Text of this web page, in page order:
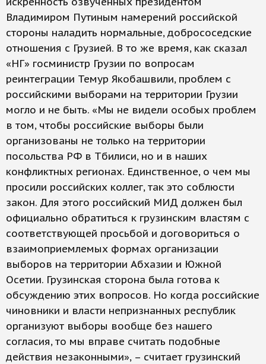
Владимиром Путиным намерений российской
стороны наладить нормальные, добрососедские
отношения с Грузией. В то же время, как сказал
«НГ» госминистр Грузии по вопросам
реинтеграции Темур Якобашвили, проблем с
российскими выборами на территории Грузии
могло и не быть. «Мы не видели особых проблем
в том, чтобы российские выборы были
организованы не только на территории
посольства РФ в Тбилиси, но и в наших
конфликтных регионах. Единственное, о чем мы
просили российских коллег, так это соблюсти
закон. Для этого российский МИД должен был
официально обратиться к грузинским властям с
соответствующей просьбой и договориться о
взаимоприемлемых формах организации
выборов на территории Абхазии и Южной
Осетии. Грузинская сторона была готова к
обсуждению этих вопросов. Но когда российские
чиновники и власти непризнанных республик
организуют выборы вообще без нашего
согласия, то мы вправе считать подобные
действия незаконными», – считает грузинский